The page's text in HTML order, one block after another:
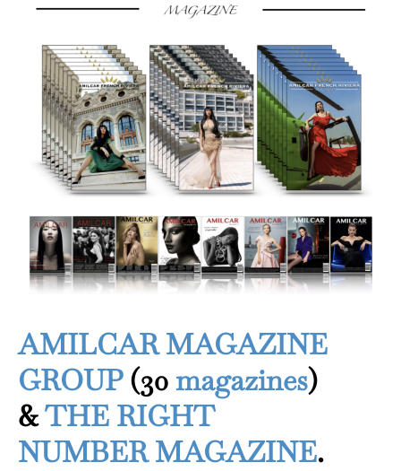
AMILCAR MAGAZINE
GROUP(30 magazines)
&THE RIGHT
NUMBER MAGAZINE.